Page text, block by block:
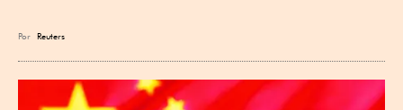
Por Reuters